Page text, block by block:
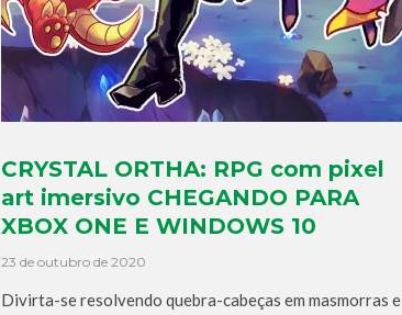
CRYSTAL ORTHA: RPG com pixel
art imersivo CHEGANDO PARA
XBOX ONE E WINDOWS 10
23 de outubro de 2020
Divirta-se resolvendo quebra-cabeças em masmorras e